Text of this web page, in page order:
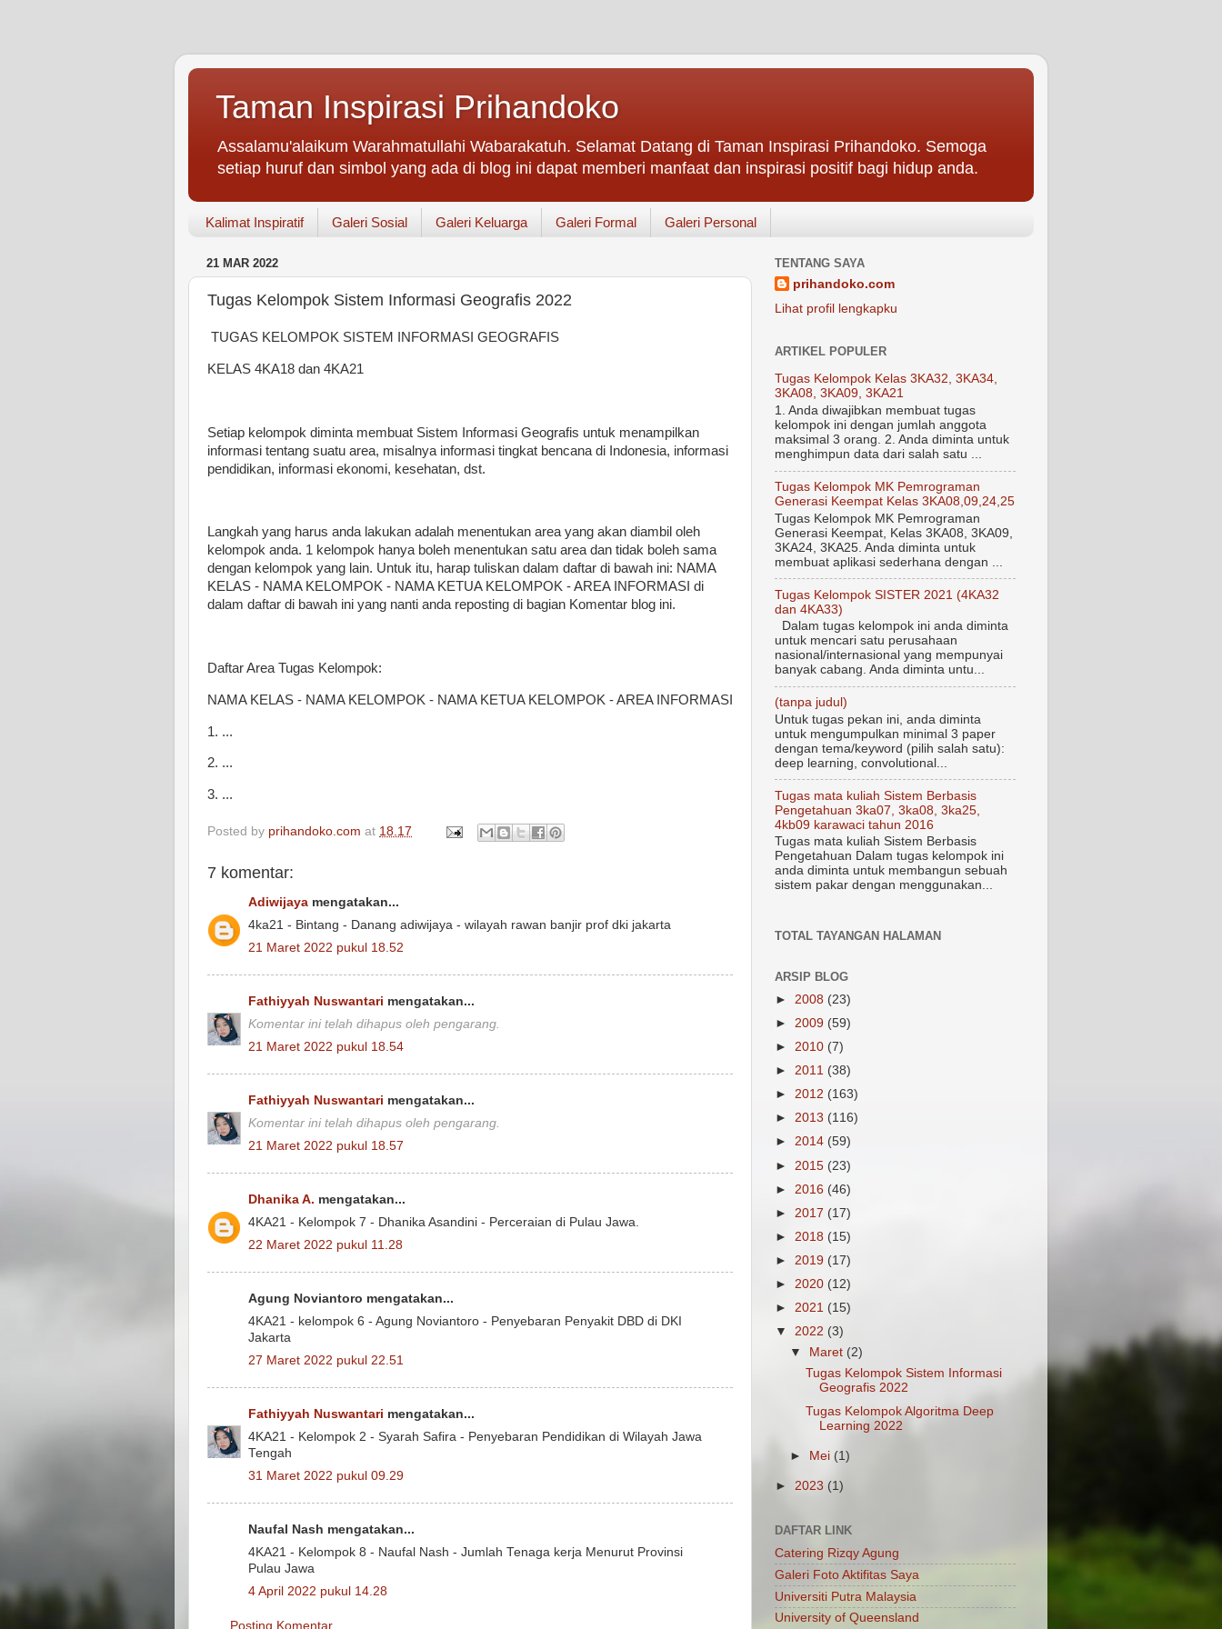
Taman Inspirasi Prihandoko
Assalamu'alaikum Warahmatullahi Wabarakatuh. Selamat Datang di Taman Inspirasi Prihandoko. Semoga
setiap huruf dan simbol yang ada di blog ini dapat memberi manfaat dan inspirasi positif bagi hidup anda.
Kalimat Inspiratif Galeri Sosial Galeri Keluarga Galeri Formal Galeri Personal
21 MAR 2022
Tugas Kelompok Sistem Informasi Geografis 2022
TUGAS KELOMPOK SISTEM INFORMASI GEOGRAFIS
KELAS 4KA18 dan 4KA21
Setiap kelompok diminta membuat Sistem Informasi Geografis untuk menampilkan
informasi tentang suatu area, misalnya informasi tingkat bencana di Indonesia, informasi
pendidikan, informasi ekonomi, kesehatan, dst.
Langkah yang harus anda lakukan adalah menentukan area yang akan diambil oleh
kelompok anda. 1 kelompok hanya boleh menentukan satu area dan tidak boleh sama
dengan kelompok yang lain. Untuk itu, harap tuliskan dalam daftar di bawah ini: NAMA
KELAS - NAMA KELOMPOK - NAMA KETUA KELOMPOK - AREA INFORMASI di
dalam daftar di bawah ini yang nanti anda reposting di bagian Komentar blog ini.
Daftar Area Tugas Kelompok:
NAMA KELAS - NAMA KELOMPOK - NAMA KETUA KELOMPOK - AREA INFORMASI
1. ...
2. ...
3. ...
Posted by prihandoko.com at 18.17
7 komentar:
Adiwijaya mengatakan...
4ka21 - Bintang - Danang adiwijaya - wilayah rawan banjir prof dki jakarta
21 Maret 2022 pukul 18.52
Fathiyyah Nuswantari mengatakan...
Komentar ini telah dihapus oleh pengarang.
21 Maret 2022 pukul 18.54
Fathiyyah Nuswantari mengatakan...
Komentar ini telah dihapus oleh pengarang.
21 Maret 2022 pukul 18.57
Dhanika A. mengatakan...
4KA21 - Kelompok 7 - Dhanika Asandini - Perceraian di Pulau Jawa.
22 Maret 2022 pukul 11.28
Agung Noviantoro mengatakan...
4KA21 - kelompok 6 - Agung Noviantoro - Penyebaran Penyakit DBD di DKI
Jakarta
27 Maret 2022 pukul 22.51
Fathiyyah Nuswantari mengatakan...
4KA21 - Kelompok 2 - Syarah Safira - Penyebaran Pendidikan di Wilayah Jawa
Tengah
31 Maret 2022 pukul 09.29
Naufal Nash mengatakan...
4KA21 - Kelompok 8 - Naufal Nash - Jumlah Tenaga kerja Menurut Provinsi
Pulau Jawa
4 April 2022 pukul 14.28
Posting Komentar
TENTANG SAYA
prihandoko.com
Lihat profil lengkapku
ARTIKEL POPULER
Tugas Kelompok Kelas 3KA32, 3KA34,
3KA08, 3KA09, 3KA21
1. Anda diwajibkan membuat tugas
kelompok ini dengan jumlah anggota
maksimal 3 orang. 2. Anda diminta untuk
menghimpun data dari salah satu ...
Tugas Kelompok MK Pemrograman
Generasi Keempat Kelas 3KA08,09,24,25
Tugas Kelompok MK Pemrograman
Generasi Keempat, Kelas 3KA08, 3KA09,
3KA24, 3KA25. Anda diminta untuk
membuat aplikasi sederhana dengan ...
Tugas Kelompok SISTER 2021 (4KA32
dan 4KA33)
Dalam tugas kelompok ini anda diminta
untuk mencari satu perusahaan
nasional/internasional yang mempunyai
banyak cabang. Anda diminta untu...
(tanpa judul)
Untuk tugas pekan ini, anda diminta
untuk mengumpulkan minimal 3 paper
dengan tema/keyword (pilih salah satu):
deep learning, convolutional...
Tugas mata kuliah Sistem Berbasis
Pengetahuan 3ka07, 3ka08, 3ka25,
4kb09 karawaci tahun 2016
Tugas mata kuliah Sistem Berbasis
Pengetahuan Dalam tugas kelompok ini
anda diminta untuk membangun sebuah
sistem pakar dengan menggunakan...
TOTAL TAYANGAN HALAMAN
ARSIP BLOG
► 2008 (23)
► 2009 (59)
► 2010 (7)
► 2011 (38)
► 2012 (163)
► 2013 (116)
► 2014 (59)
► 2015 (23)
► 2016 (46)
► 2017 (17)
► 2018 (15)
► 2019 (17)
► 2020 (12)
► 2021 (15)
▼ 2022 (3)
▼
Maret (2)
Tugas Kelompok Sistem Informasi
Geografis 2022
Tugas Kelompok Algoritma Deep
Learning 2022
► Mei (1)
► 2023 (1)
DAFTAR LINK
Catering Rizqy Agung
Galeri Foto Aktifitas Saya
Universiti Putra Malaysia
University of Queensland